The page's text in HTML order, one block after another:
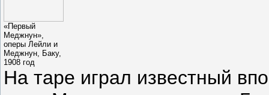
«Первый
Меджнун»,
оперы Лейли и
Меджнун, Баку,
1908 год
На таре играл известный